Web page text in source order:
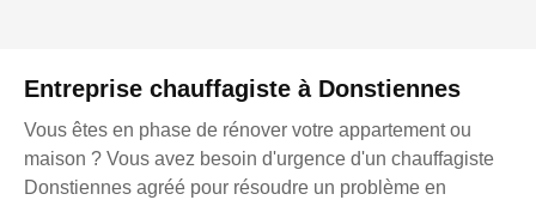
Entreprise chauffagiste à Donstiennes
Vous êtes en phase de rénover votre appartement ou
maison ? Vous avez besoin d'urgence d'un chauffagiste
Donstiennes agréé pour résoudre un problème en